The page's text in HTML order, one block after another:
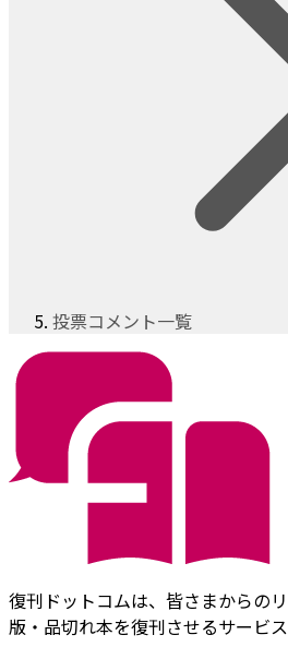
投票コメント一覧
復刊ドットコムは、皆さまからの
版・品切れ本を復刊させるサービス